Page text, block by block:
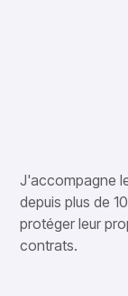
J'accompagne
depuis plus de
protéger leur
contrats.